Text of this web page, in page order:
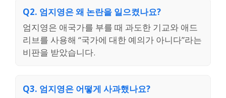
Q2. 엄지영은 왜 논란을 일으켰나요?
엄지영은 애국가를 부를 때 과도한 기교와 애드
리브를 사용해 “국가에 대한 예의가 아니다”라는
비판을 받았습니다.
Q3. 엄지영은 어떻게 사과했나요?